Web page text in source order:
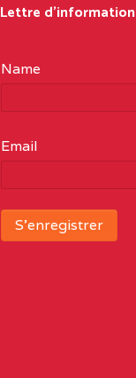
Lettre d'information
Name
Email